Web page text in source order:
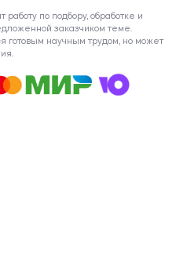
по подбору, обработке и
заказчиком теме.
готовым научным трудом, но может